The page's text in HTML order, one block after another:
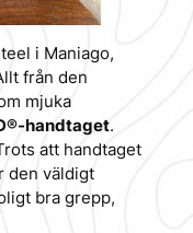
i Maniago,
från den
mjuka
handtaget.
att handtaget
den väldigt
bra grepp,